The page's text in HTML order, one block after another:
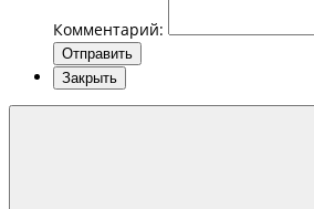
Комментарий:
Отправить
Закрыть